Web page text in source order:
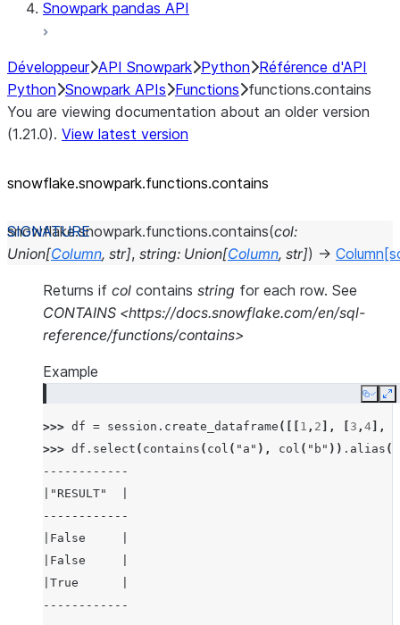
Snowpark pandas API
Développeur API Snowpark Python Référence d'API
Python Snowpark APIs Functions functions.contains
You are viewing documentation about an older version
(1.21.0). View latest version
snowflake.snowpark.functions.contains
snowflake.snowpark.functions.contains(col:
Union[Column, str], string: Union[Column, str]) → Column
Returns if col contains string for each row. See
CONTAINS <https://docs.snowflake.com/en/sql-
reference/functions/contains>
Example
Copy
>>> df = session . create_dataframe ([[ 1 , 2 ], 3 , 4 ],
>>> df . select ( contains ( col ( "a" ), col ( "b" )) . alias (
------------
|"RESULT"  |
------------
|False     |
|False     |
|True      |
------------